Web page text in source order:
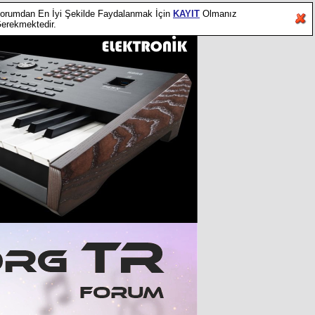
En İyi Şekilde Faydalanmak İçin KAYIT Olmanız